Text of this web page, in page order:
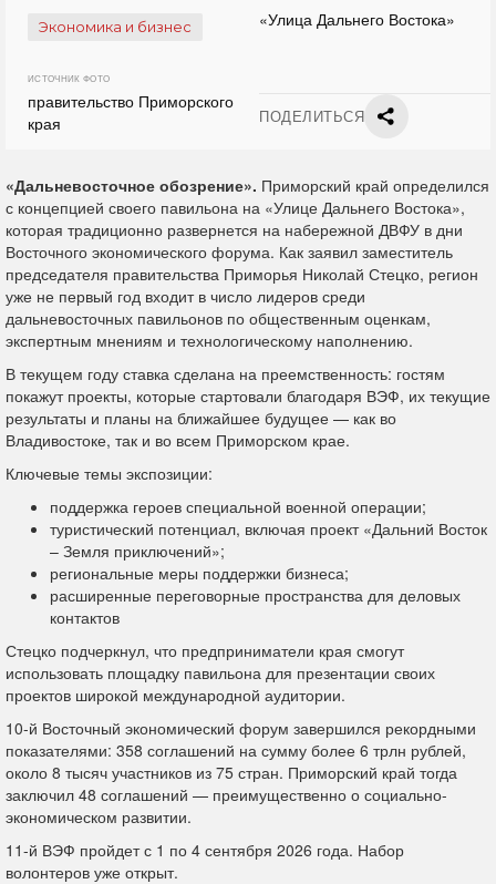
Экономика и бизнес «Улица Дальнего Востока»
ИСТОЧНИК ФОТО
правительство Приморского
края
ПОДЕЛИТЬСЯ
«Дальневосточное обозрение». Приморский край определился
с концепцией своего павильона на «Улице Дальнего Востока»,
которая традиционно развернется на набережной ДВФУ в дни
Восточного экономического форума. Как заявил заместитель
председателя правительства Приморья Николай Стецко, регион
уже не первый год входит в число лидеров среди
дальневосточных павильонов по общественным оценкам,
экспертным мнениям и технологическому наполнению.
В текущем году ставка сделана на преемственность: гостям
покажут проекты, которые стартовали благодаря ВЭФ, их текущие
результаты и планы на ближайшее будущее — как во
Владивостоке, так и во всем Приморском крае.
Ключевые темы экспозиции:
поддержка героев специальной военной операции;
туристический потенциал, включая проект «Дальний Восток
– Земля приключений»;
региональные меры поддержки бизнеса;
расширенные переговорные пространства для деловых
контактов
Стецко подчеркнул, что предприниматели края смогут
использовать площадку павильона для презентации своих
проектов широкой международной аудитории.
10-й Восточный экономический форум завершился рекордными
показателями: 358 соглашений на сумму более 6 трлн рублей,
около 8 тысяч участников из 75 стран. Приморский край тогда
заключил 48 соглашений — преимущественно о социально-
экономическом развитии.
11-й ВЭФ пройдет с 1 по 4 сентября 2026 года. Набор
волонтеров уже открыт.